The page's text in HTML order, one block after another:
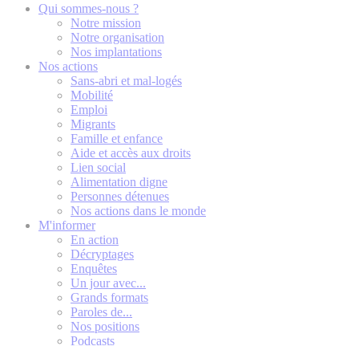
Qui sommes-nous ?
Notre mission
Notre organisation
Nos implantations
Nos actions
Sans-abri et mal-logés
Mobilité
Emploi
Migrants
Famille et enfance
Aide et accès aux droits
Lien social
Alimentation digne
Personnes détenues
Nos actions dans le monde
M'informer
En action
Décryptages
Enquêtes
Un jour avec...
Grands formats
Paroles de...
Nos positions
Podcasts